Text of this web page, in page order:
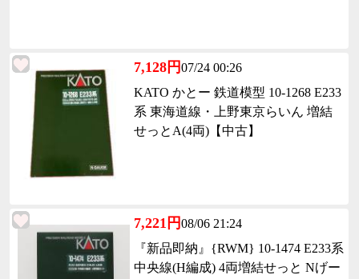
7,128円07/24 00:26
KATO かとー 鉄道模型 10-1268 E233
系 東海道線・上野東京らいん 増結
せっとA(4両)【中古】
7,221円08/06 21:24
『新品即納』{RWM} 10-1474 E233系
中央線(H編成) 4両増結せっと Nげー